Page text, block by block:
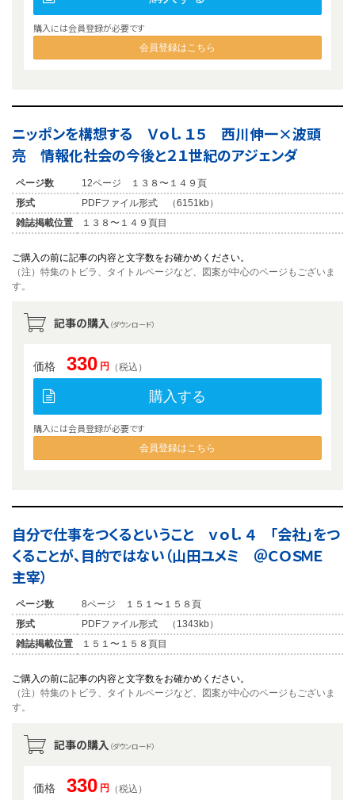
購入には会員登録が必要です
会員登録はこちら
ニッポンを構想する Ｖｏｌ．１５ 西川伸一×波頭
亮 情報化社会の今後と２１世紀のアジェンダ
ページ数
12ページ １３８〜１４９頁
形式
PDFファイル形式 （6151kb）
雑誌掲載位置
１３８〜１４９頁目
ご購入の前に記事の内容と文字数をお確かめください。
（注）特集のトビラ、タイトルページなど、図案が中心のページもございま
す。
記事の購入 （ダウンロード）
価格 330 円 （税込）
購入する
購入には会員登録が必要です
会員登録はこちら
自分で仕事をつくるということ ｖｏｌ．４ 「会社」をつ
くることが、目的ではない（山田ユメミ ＠ＣＯＳＭＥ
主宰）
ページ数
8ページ １５１〜１５８頁
形式
PDFファイル形式 （1343kb）
雑誌掲載位置
１５１〜１５８頁目
ご購入の前に記事の内容と文字数をお確かめください。
（注）特集のトビラ、タイトルページなど、図案が中心のページもございま
す。
記事の購入 （ダウンロード）
価格 330 円 （税込）